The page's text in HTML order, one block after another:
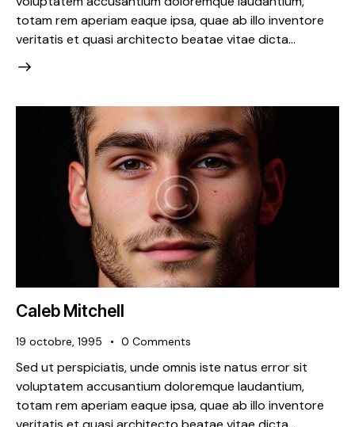
totam rem aperiam eaque ipsa, quae ab illo inventore
veritatis et quasi architecto beatae vitae dicta…
Caleb Mitchell
19 octobre, 1995 0 Comments
Sed ut perspiciatis, unde omnis iste natus error sit
voluptatem accusantium doloremque laudantium,
totam rem aperiam eaque ipsa, quae ab illo inventore